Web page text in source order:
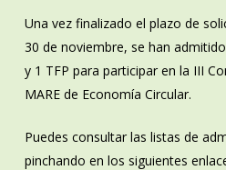
Una vez finalizado el plazo de
30 de noviembre, se han
y 1 TFP para participar en la III
MARE de Economía Circular.
Puedes consultar las listas de
pinchando en los siguientes